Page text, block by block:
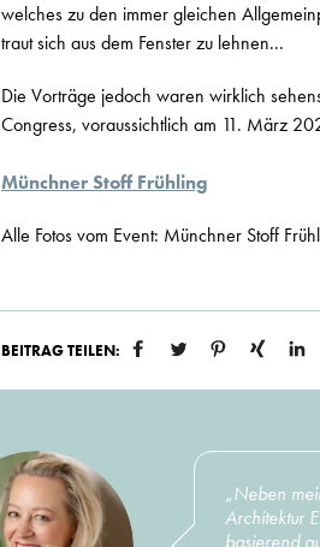
welches zu den immer gleichen
traut sich aus dem Fenster zu lehnen...
Die Vorträge jedoch waren wirklich
Congress, voraussichtlich am 11. März
Münchner Stoff Frühling
Alle Fotos vom Event: Münchner Stoff
BEITRAG TEILEN:
„Neben
Architektur
basierend